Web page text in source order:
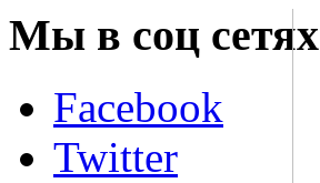
Мы в соц сетях
Facebook
Twitter